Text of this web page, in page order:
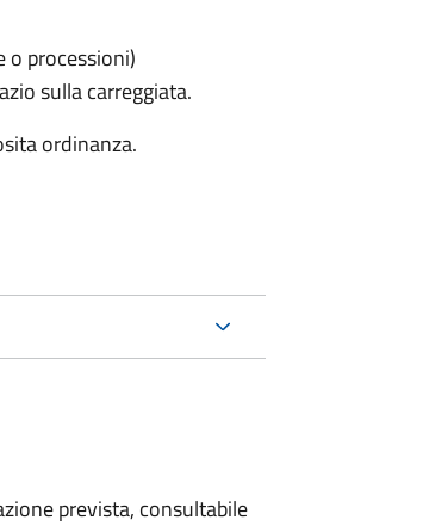
o processioni)
sulla carreggiata.
ordinanza.
prevista, consultabile